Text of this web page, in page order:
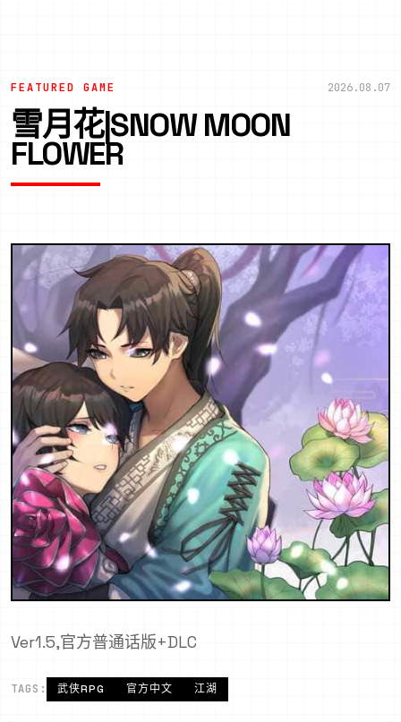
FEATURED GAME 2026.08.07
雪月花|SNOW MOON
FLOWER
Ver1.5,官方普通话版+DLC
TAGS: 武侠RPG 官方中文 江湖